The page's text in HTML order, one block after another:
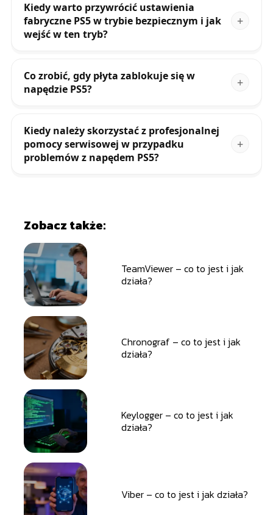
Kiedy warto przywrócić ustawienia
fabryczne PS5 w trybie bezpiecznym i jak
wejść w ten tryb?
Co zrobić, gdy płyta zablokuje się w
napędzie PS5?
Kiedy należy skorzystać z profesjonalnej
pomocy serwisowej w przypadku
problemów z napędem PS5?
Zobacz także:
TeamViewer – co to jest i jak
działa?
Chronograf – co to jest i jak
działa?
Keylogger – co to jest i jak
działa?
Viber – co to jest i jak działa?